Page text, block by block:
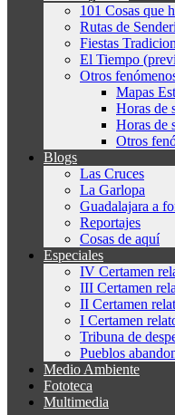
101 Cosas que
Rutas de
Fiestas
El Tiempo
Otros
Mapas
Horas de
Horas de
Otros
Blogs
Las Cruces
La Garlopa
Guadalajara a
Reportajes
Cosas de aquí
Especiales
IV Certamen
III Certamen
II Certamen
I Certamen
Tribuna de
Pueblos
Medio Ambiente
Fototeca
Multimedia